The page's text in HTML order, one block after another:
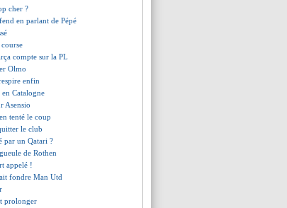
cher ?
en parlant de Pépé
compte sur la PL
Olmo
enfin
Catalogne
Asensio
tenté le coup
le club
par un Qatari ?
de Rothen
appelé !
fondre Man Utd
prolonger